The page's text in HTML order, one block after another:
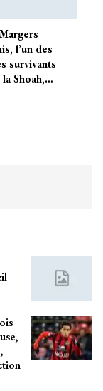
l’un des
survivants
Shoah,…